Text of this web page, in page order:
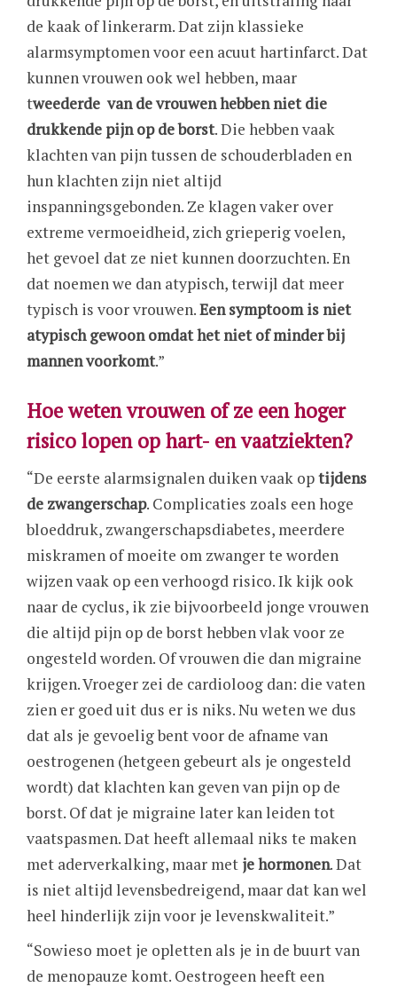
de kaak of linkerarm. Dat zijn klassieke
alarmsymptomen voor een acuut hartinfarct. Dat
kunnen vrouwen ook wel hebben, maar
tweederde van de vrouwen hebben niet die
drukkende pijn op de borst. Die hebben vaak
klachten van pijn tussen de schouderbladen en
hun klachten zijn niet altijd
inspanningsgebonden. Ze klagen vaker over
extreme vermoeidheid, zich grieperig voelen,
het gevoel dat ze niet kunnen doorzuchten. En
dat noemen we dan atypisch, terwijl dat meer
typisch is voor vrouwen.Een symptoom is niet
atypisch gewoon omdat het niet of minder bij
mannen voorkomt.”
Hoe weten vrouwen of ze een hoger
risico lopen op hart- en vaatziekten?
“De eerste alarmsignalen duiken vaak optijdens
de zwangerschap. Complicaties zoals een hoge
bloeddruk, zwangerschapsdiabetes, meerdere
miskramen of moeite om zwanger te worden
wijzen vaak op een verhoogd risico. Ik kijk ook
naar de cyclus, ik zie bijvoorbeeld jonge vrouwen
die altijd pijn op de borst hebben vlak voor ze
ongesteld worden. Of vrouwen die dan migraine
krijgen. Vroeger zei de cardioloog dan: die vaten
zien er goed uit dus er is niks. Nu weten we dus
dat als je gevoelig bent voor de afname van
oestrogenen (hetgeen gebeurt als je ongesteld
wordt) dat klachten kan geven van pijn op de
borst. Of dat je migraine later kan leiden tot
vaatspasmen. Dat heeft allemaal niks te maken
met aderverkalking, maar met je hormonen. Dat
is niet altijd levensbedreigend, maar dat kan wel
heel hinderlijk zijn voor je levenskwaliteit.”
“Sowieso moet je opletten als je in de buurt van
de menopauze komt. Oestrogeen heeft een